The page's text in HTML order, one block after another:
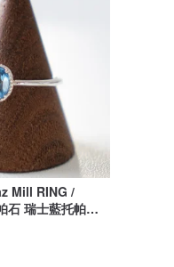
Mill RING /
石 瑞士藍托帕石